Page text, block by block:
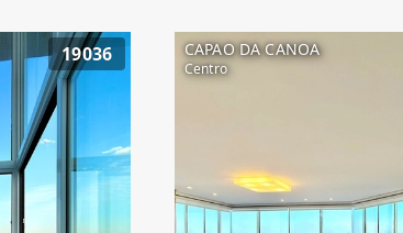
19036 CAPAO DA CANOA
Centro